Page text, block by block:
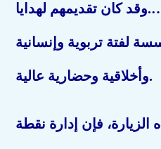
كان تقديمهم لهدايا
لفتة تربوية وإنسانية
وأخلاقية وحضارية عالية.
فإن إدارة نقطة